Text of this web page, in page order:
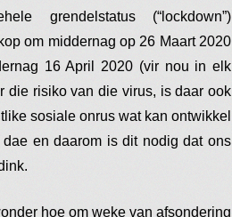
grendelstatus (“lockdown”)
om middernag op 26 Maart 2020
16 April 2020 (vir nou in elk
die risiko van die virus, is daar ook
sosiale onrus wat kan ontwikkel
en daarom is dit nodig dat ons
hoe om weke van afsondering